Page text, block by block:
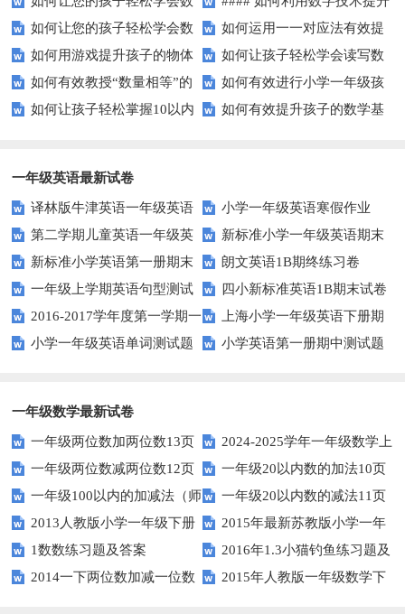
字大小比较？
在线学习效果？
如何让您的孩子轻松学会数
字大小比较？
如何运用一一对应法有效提
升学习效率？
如何用游戏提升孩子的物体
数量比较能力？
如何让孩子轻松学会读写数
字？试试这些有趣的方法！
如何有效教授“数量相等”的
概念？——提升孩子的数学思维
如何有效进行小学一年级孩
子的数学练习？
如何让孩子轻松掌握10以内
如何有效提升孩子的数学基
一年级英语最新试卷
译林版牛津英语一年级英语
1AB测试卷
小学一年级英语寒假作业
第二学期儿童英语一年级英
语期末试卷
新标准小学一年级英语期末
质量检测题
新标准小学英语第一册期末
测试题
朗文英语1B期终练习卷
一年级上学期英语句型测试
题
四小新标准英语1B期末试卷
2016-2017学年度第一学期一
起一年级英语期中试卷
上海小学一年级英语下册期
中试卷
小学一年级英语单词测试题 小学英语第一册期中测试题
一年级数学最新试卷
一年级两位数加两位数13页
2024-2025学年一年级数学上
册期末素养测评卷（考试版A4
人教版）
一年级两位数减两位数12页
一年级20以内数的加法10页
一年级100以内的加减法（师
版）
一年级20以内数的减法11页
2013人教版小学一年级下册
第三单元整理与复习（一）练习
题
2015年最新苏教版小学一年
级数学下册第一次月考试卷
1数数练习题及答案
2016年1.3小猫钓鱼练习题及
答案
2014一下两位数加减一位数
2015年人教版一年级数学下